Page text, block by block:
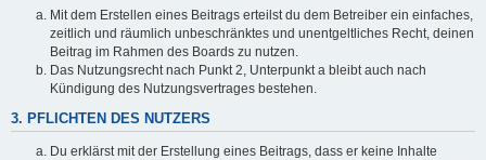
Mit dem Erstellen eines Beitrags erteilst du dem Betreiber ein einfaches,
zeitlich und räumlich unbeschränktes und unentgeltliches Recht, deinen
Beitrag im Rahmen des Boards zu nutzen.
Das Nutzungsrecht nach Punkt 2, Unterpunkt a bleibt auch nach
Kündigung des Nutzungsvertrages bestehen.
3. PFLICHTEN DES NUTZERS
Du erklärst mit der Erstellung eines Beitrags, dass er keine Inhalte